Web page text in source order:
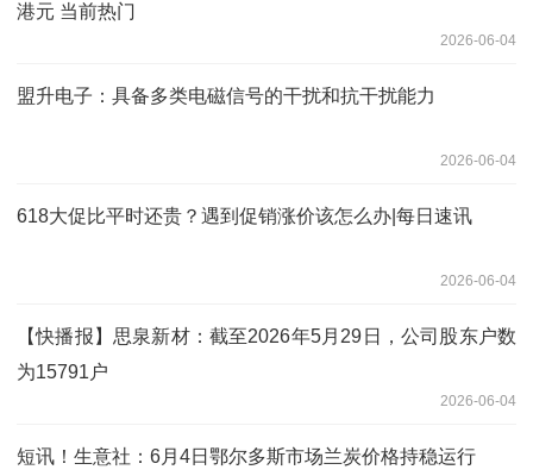
港元 当前热门
2026-06-04
盟升电子：具备多类电磁信号的干扰和抗干扰能力
2026-06-04
618大促比平时还贵？遇到促销涨价该怎么办|每日速讯
2026-06-04
【快播报】思泉新材：截至2026年5月29日，公司股东户数
为15791户
2026-06-04
短讯！生意社：6月4日鄂尔多斯市场兰炭价格持稳运行